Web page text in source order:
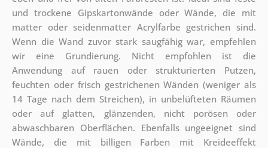
und trockene Gipskartonwände oder Wände, die mit
matter oder seidenmatter Acrylfarbe gestrichen sind.
Wenn die Wand zuvor stark saugfähig war, empfehlen
wir eine Grundierung. Nicht empfohlen ist die
Anwendung auf rauen oder strukturierten Putzen,
feuchten oder frisch gestrichenen Wänden (weniger als
14 Tage nach dem Streichen), in unbelüfteten Räumen
oder auf glatten, glänzenden, nicht porösen oder
abwaschbaren Oberflächen. Ebenfalls ungeeignet sind
Wände, die mit billigen Farben mit Kreideeffekt